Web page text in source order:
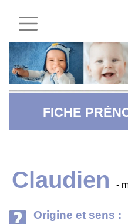
FICHE
Claudien -
Origine et sens :